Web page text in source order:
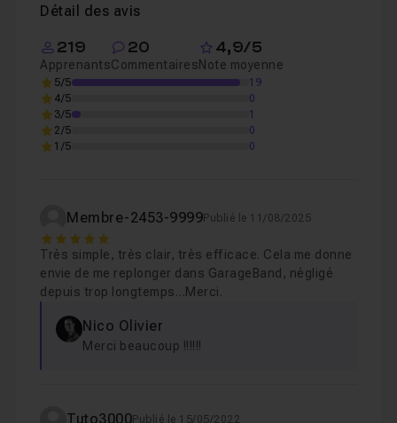
Leçon 1 Introduction
Leçon 2 Organisation des fichiers dans GarageBand
Chapitre 2 : L'interface des Live Loops de
Chapitre 4 : Structurer un morceau avec les Live
Chapitre 5 : Modifier des Live loops
Chapitre 6 : Lancer un enregistrement
Détail des avis
219
Apprenants
20
Commentaires
4,9/5
Note moyenne
5/5
19
4/5
0
3/5
1
2/5
0
1/5
0
Membre-2453-9999Publié le 11/08/2025
5
Très simple, très clair, très efficace. Cela me donne
envie de me replonger dans GarageBand, négligé
depuis trop longtemps…Merci.
Nico Olivier
Merci beaucoup !!!!!!
Tuto3000Publié le 15/05/2022